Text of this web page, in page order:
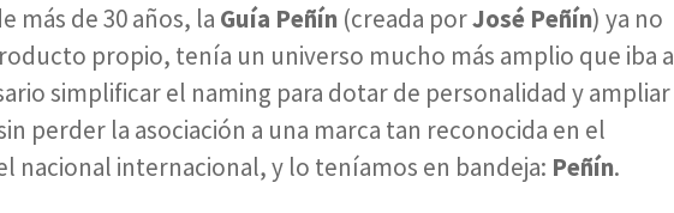
más de 30 años, la Guía Peñín (creada porJosé Peñín) ya no
propio, tenía un universo mucho más amplio que iba a
simplificar el naming para dotar de personalidad y ampliar
perder la asociación a una marca tan reconocida en el
nacional internacional, y lo teníamos en bandeja: Peñín.